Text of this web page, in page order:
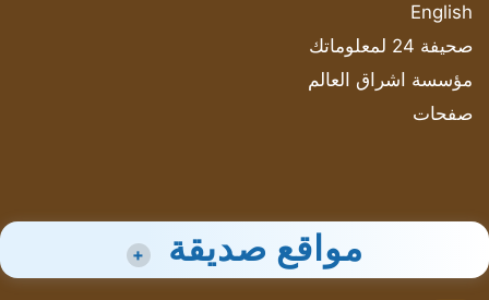
English
صحيفة 24 لمعلوماتك
مؤسسة اشراق العالم
صفحات
مواقع صديقة +